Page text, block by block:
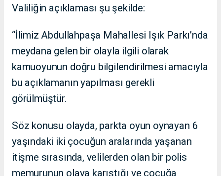
Valiliğin açıklaması şu şekilde:
“İlimiz Abdullahpaşa Mahallesi Işık Parkı’nda
meydana gelen bir olayla ilgili olarak
kamuoyunun doğru bilgilendirilmesi amacıyla
bu açıklamanın yapılması gerekli
görülmüştür.
Söz konusu olayda, parkta oyun oynayan 6
yaşındaki iki çocuğun aralarında yaşanan
itişme sırasında, velilerden olan bir polis
memurunun olaya karıştığı ve çocuğa